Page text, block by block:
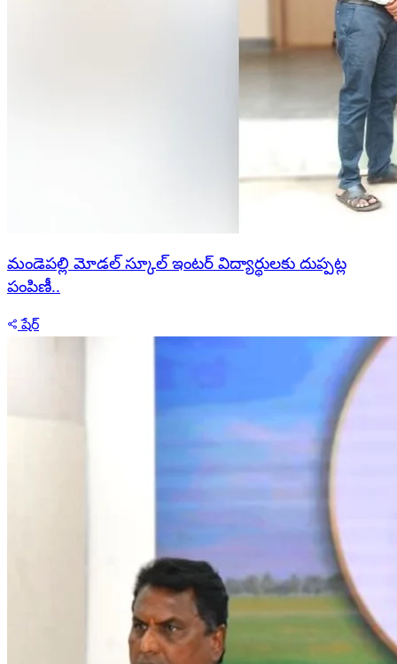
మండెపల్లి మోడల్ స్కూల్ ఇంటర్ విద్యార్థులకు దుప్పట్ల
పంపిణీ..
షేర్